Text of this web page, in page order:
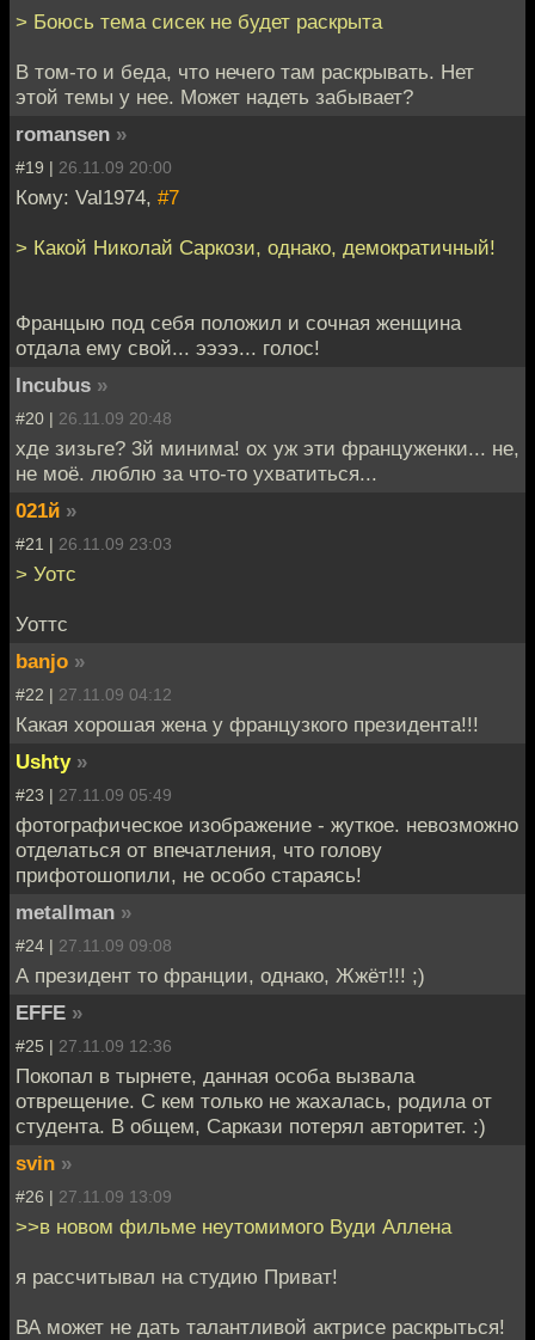
> Боюсь тема сисек не будет раскрыта
В том-то и беда, что нечего там раскрывать. Нет
этой темы у нее. Может надеть забывает?
romansen »
#19 | 26.11.09 20:00
Кому: Val1974, #7
> Какой Николай Саркози, однако, демократичный!
Францыю под себя положил и сочная женщина
отдала ему свой... ээээ... голос!
Incubus »
#20 | 26.11.09 20:48
хде зизьге? 3й минима! ох уж эти француженки... не,
не моё. люблю за что-то ухватиться...
021й »
#21 | 26.11.09 23:03
> Уотс
Уоттс
banjo »
#22 | 27.11.09 04:12
Какая хорошая жена у французкого президента!!!
Ushty »
#23 | 27.11.09 05:49
фотографическое изображение - жуткое. невозможно
отделаться от впечатления, что голову
прифотошопили, не особо стараясь!
metallman »
#24 | 27.11.09 09:08
А президент то франции, однако, Жжёт!!! ;)
EFFE »
#25 | 27.11.09 12:36
Покопал в тырнете, данная особа вызвала
отврещение. С кем только не жахалась, родила от
студента. В общем, Саркази потерял авторитет. :)
svin »
#26 | 27.11.09 13:09
>>в новом фильме неутомимого Вуди Аллена
я рассчитывал на студию Приват!
ВА может не дать талантливой актрисе раскрыться!